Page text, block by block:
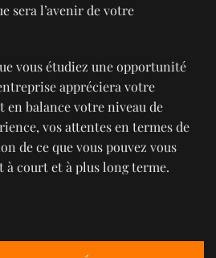
sera l’avenir de votre
vous étudiez une opportunité
appréciera votre
balance votre niveau de
vos attentes en termes de
de ce que vous pouvez vous
court et à plus long terme.